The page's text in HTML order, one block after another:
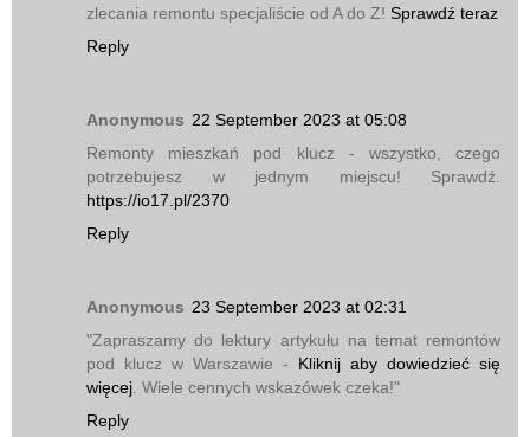
zlecania remontu specjaliście od A do Z! Sprawdź teraz
Reply
Anonymous 22 September 2023 at 05:08
Remonty mieszkań pod klucz - wszystko, czego
potrzebujesz w jednym miejscu! Sprawdź.
https://io17.pl/2370
Reply
Anonymous 23 September 2023 at 02:31
"Zapraszamy do lektury artykułu na temat remontów
pod klucz w Warszawie - Kliknij aby dowiedzieć się
więcej . Wiele cennych wskazówek czeka!"
Reply